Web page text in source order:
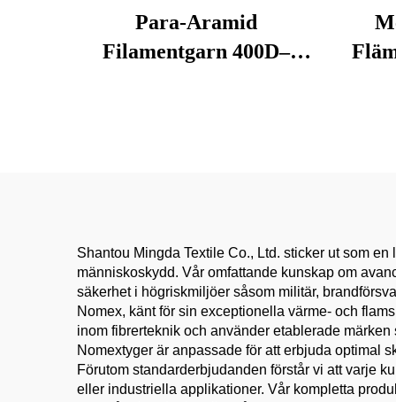
Para-Aramid
Filamentgarn 400D–
Shantou Mingda Textile Co., Ltd. sticker ut som
människoskydd. Vår omfattande kunskap om
säkerhet i högriskmiljöer såsom militär,
Nomex, känt för sin exceptionella värme- och
inom fibrerteknik och använder etablerade
Nomextyger är anpassade för att erbjuda optimal
Förutom standarderbjudanden förstår vi att varje
eller industriella applikationer. Vår kompletta